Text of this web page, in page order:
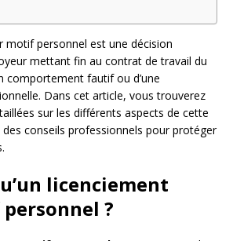
motif personnel est une décision
mettant fin au contrat de travail du
comportement fautif ou d’une
Dans cet article, vous trouverez
sur les différents aspects de cette
conseils professionnels pour protéger
licenciement
?